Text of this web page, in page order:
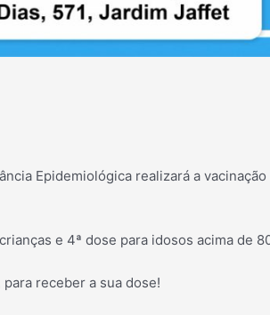
Epidemiológica realizará a
e 4ª dose para idosos acima de
receber a sua dose!